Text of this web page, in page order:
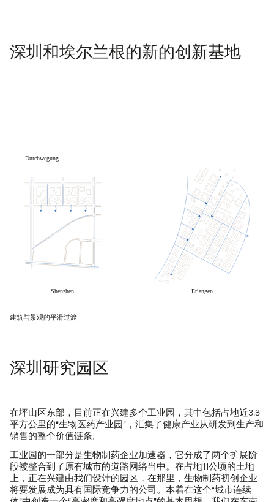
深圳和埃尔兰根的新的创新基地
建筑与景观的平滑过渡
深圳研究园区
在坪山区东部，目前正在兴建多个工业园，其中包括占地近3.3
平方公里的“生物医药产业园”，汇集了健康产业从研发到生产和
销售的整个价值链条。
工业园的一部分是生物制药企业加速器，它分成了两个扩展阶
段被整合到了原有城市的道路网络当中。在占地11公顷的土地
上，正在兴建由我们设计的园区，在那里，生物制药初创企业
将要发展成为具有国际竞争力的公司。本着在这个“城市连续